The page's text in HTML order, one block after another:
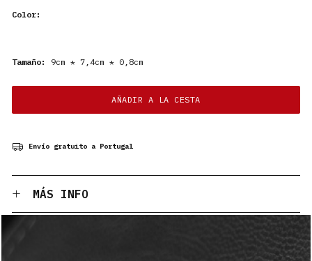
Color:
Tamaño: 9cm * 7,4cm * 0,8cm
AÑADIR A LA CESTA
Envío gratuito a Portugal
MÁS INFO